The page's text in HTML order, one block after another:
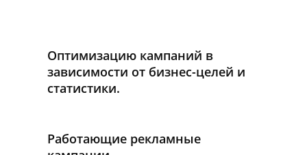
Оптимизацию кампаний в
зависимости от бизнес-целей и
статистики.
Работающие рекламные